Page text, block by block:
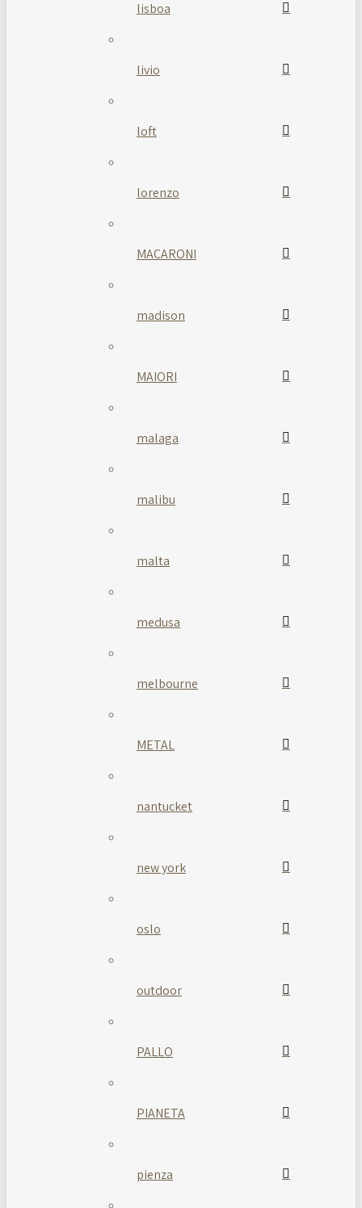
lisboa
livio
loft
lorenzo
MACARONI
madison
MAIORI
malaga
malibu
malta
medusa
melbourne
METAL
nantucket
new york
oslo
outdoor
PALLO
PIANETA
pienza